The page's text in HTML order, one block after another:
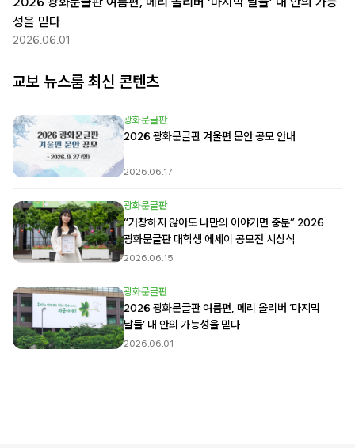
성을 믿다
2026.06.01
교보 뉴스룸 최신 콘텐츠
광화문글판
2026 광화문글판 겨울편 문안 공모 안내
2026.06.17
광화문글판
“거창하지 않아도 나만의 이야기면 충분” 2026
광화문글판 대학생 에세이 공모전 시상식
2026.06.15
광화문글판
2026 광화문글판 여름편, 메리 올리버 ‘마지막
날들’ 내 안의 가능성을 믿다
2026.06.01